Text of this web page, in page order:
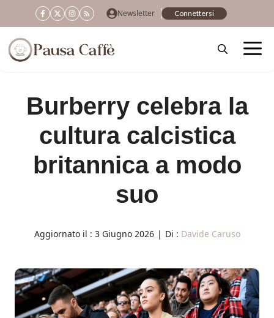
al
contenuto
Newsletter Connettersi
Burberry celebra la
cultura calcistica
britannica a modo
suo
Aggiornato il : 3 Giugno 2026 | Di : Davide Caruso